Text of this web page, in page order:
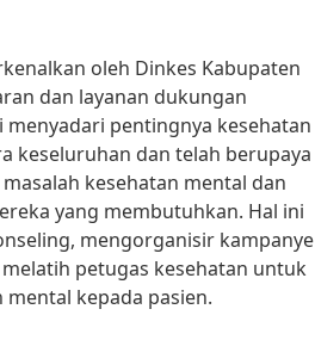
oleh Dinkes Kabupaten
dan layanan dukungan
pentingnya kesehatan
keseluruhan dan telah berupaya
kesehatan mental dan
yang membutuhkan. Hal ini
mengorganisir kampanye
petugas kesehatan untuk
kepada pasien.